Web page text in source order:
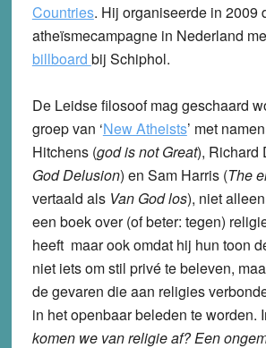
Countries. Hij organiseerde in 2009
atheïsmecampagne in Nederland
billboard bij Schiphol.
De Leidse filosoof mag geschaard
groep van ‘New Atheists’ met
Hitchens (god is not Great), Richard
God Delusion) en Sam Harris (The
vertaald als Van God los), niet
een boek over (of beter: tegen)
heeft maar ook omdat hij hun toon
niet iets om stil privé te beleven,
de gevaren die aan religies
in het openbaar beleden te worden.
komen we van religie af? Een